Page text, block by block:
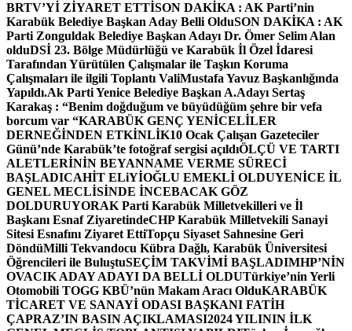
BRTV’Yİ ZİYARET ETTİSON DAKİKA : AK Parti’nin
Karabük Belediye Başkan Aday Belli OlduSON DAKİKA : AK
Parti Zonguldak Belediye Başkan Adayı Dr. Ömer Selim Alan
olduDSİ 23. Bölge Müdürlüğü ve Karabük İl Özel İdaresi
Tarafından Yürütülen Çalışmalar ile Taşkın Koruma
Çalışmaları ile ilgili Toplantı ValiMustafa Yavuz Başkanlığında
Yapıldı.Ak Parti Yenice Belediye Başkan A.Adayı Sertaş
Karakaş : “Benim doğduğum ve büyüdüğüm şehre bir vefa
borcum var “KARABÜK GENÇ YENİCELİLER
DERNEĞİNDEN ETKİNLİK10 Ocak Çalışan Gazeteciler
Günü’nde Karabük’te fotoğraf sergisi açıldıÖLÇÜ VE TARTI
ALETLERİNİN BEYANNAME VERME SÜRECİ
BAŞLADICAHİT ELiYİOĞLU EMEKLİ OLDUYENİCE İL
GENEL MECLİSİNDE İNCEBACAK GÖZ
DOLDURUYORAK Parti Karabük Milletvekilleri ve İl
Başkanı Esnaf ZiyaretindeCHP Karabük Milletvekili Sanayi
Sitesi Esnafını Ziyaret EttiTopçu Siyaset Sahnesine Geri
DöndüMilli Tekvandocu Kübra Dağlı, Karabük Üniversitesi
Öğrencileri ile BuluştuSEÇİM TAKVİMİ BAŞLADIMHP’NİN
OVACIK ADAY ADAYI DA BELLİ OLDUTürkiye’nin Yerli
Otomobili TOGG KBÜ’nün Makam Aracı OlduKARABÜK
TİCARET VE SANAYİ ODASI BAŞKANI FATİH
ÇAPRAZ’IN BASIN AÇIKLAMASI2024 YILININ İLK